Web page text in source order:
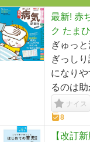
最新! 赤
ク たま
ぎゅっ
ぎっし
になり
るのは助
ナイス
8
【改訂